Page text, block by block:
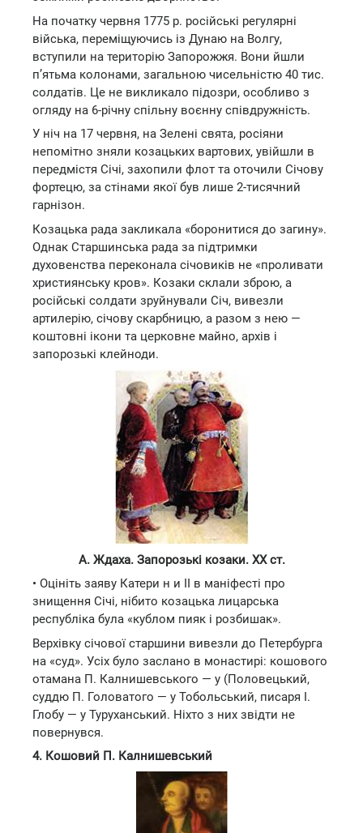
На початку червня 1775 р. російські регулярні
війська, переміщуючись із Дунаю на Волгу,
вступили на територію Запорожжя. Вони йшли
п’ятьма колонами, загальною чисельністю 40 тис.
солдатів. Це не викликало підозри, особливо з
огляду на 6-річну спільну воєнну співдружність.
У ніч на 17 червня, на Зелені свята, росіяни
непомітно зняли козацьких вартових, увійшли в
передмістя Січі, захопили флот та оточили Січову
фортецю, за стінами якої був лише 2-тисячний
гарнізон.
Козацька рада закликала «боронитися до загину».
Однак Старшинська рада за підтримки
духовенства переконала січовиків не «проливати
християнську кров». Козаки склали зброю, а
російські солдати зруйнували Січ, вивезли
артилерію, січову скарбницю, а разом з нею —
коштовні ікони та церковне майно, архів і
запорозькі клейноди.
А. Ждаха. Запорозькі козаки. XX ст.
• Оцініть заяву Катери н и II в маніфесті про
знищення Січі, нібито козацька лицарська
республіка була «кублом пияк і розбишак».
Верхівку січової старшини вивезли до Петербурга
на «суд». Усіх було заслано в монастирі: кошового
отамана П. Калнишевського — у (Половецький,
суддю П. Головатого — у Тобольський, писаря І.
Глобу — у Туруханський. Ніхто з них звідти не
повернувся.
4. Кошовий П. Калнишевський